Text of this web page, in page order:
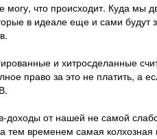
могу, что происходит. Куда мы
в идеале еще и сами
и хитросделанные
право за это не платить, а
доходы от нашей не самой
тем временем самая